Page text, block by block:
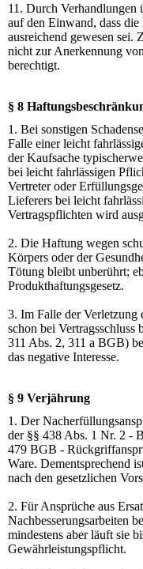
11. Durch
auf den Einwand, dass
ausreichend gewesen sei.
nicht zur Anerkennung
berechtigt.
§ 8
1. Bei sonstigen
Falle einer leicht
der Kaufsache
bei leicht fahrlässigen
Vertreter oder
Lieferers bei leicht
Vertragspflichten wird
2. Die Haftung wegen
Körpers oder der
Tötung bleibt unberührt;
Produkthaftungsgesetz.
3. Im Falle der Verletzung
schon bei Vertragsschluss
311 Abs. 2, 311 a BGB)
das negative Interesse.
§ 9 Verjährung
1. Der
der §§ 438 Abs. 1 Nr. 2 -
479 BGB -
Ware. Dementsprechend
nach den gesetzlichen
2. Für Ansprüche aus
Nachbesserungsarbeiten
mindestens aber läuft sie
Gewährleistungspflicht.